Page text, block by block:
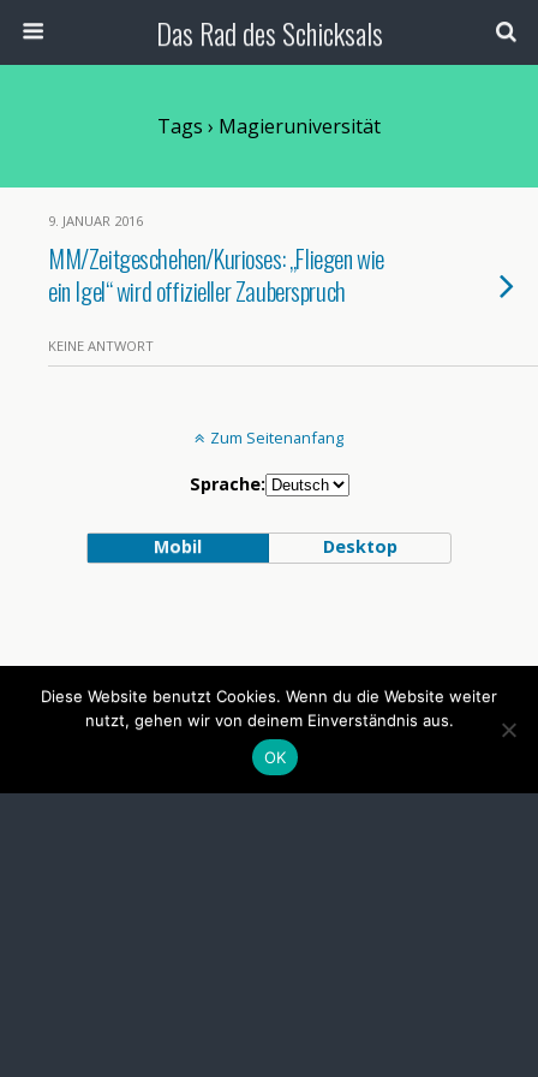
Das Rad des Schicksals
Tags › Magieruniversität
9. JANUAR 2016
MM/Zeitgeschehen/Kurioses: „Fliegen wie
ein Igel“ wird offizieller Zauberspruch
KEINE ANTWORT
Zum Seitenanfang
Sprache:
Mobil Desktop
Diese Website benutzt Cookies. Wenn du die Website weiter
nutzt, gehen wir von deinem Einverständnis aus.
OK